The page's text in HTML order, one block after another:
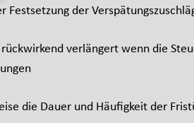
der
verlängert wenn die
die Dauer und Häufigkeit der